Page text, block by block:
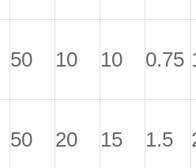
50 10 10 0.75
50 20 15 1.5